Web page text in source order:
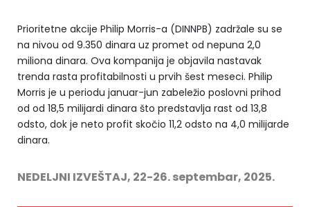
Prioritetne akcije Philip Morris-a (DINNPB) zadržale su se
na nivou od 9.350 dinara uz promet od nepuna 2,0
miliona dinara. Ova kompanija je objavila nastavak
trenda rasta profitabilnosti u prvih šest meseci. Philip
Morris je u periodu januar-jun zabeležio poslovni prihod
od od 18,5 milijardi dinara što predstavlja rast od 13,8
odsto, dok je neto profit skočio 11,2 odsto na 4,0 milijarde
dinara.
NEDELJNI IZVEŠTAJ, 22-26. septembar, 2025.